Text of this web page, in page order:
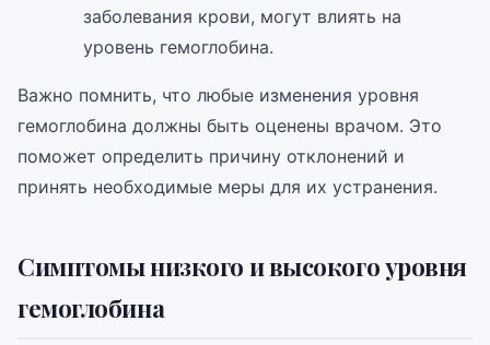
заболевания крови, могут влиять на
уровень гемоглобина.
Важно помнить, что любые изменения уровня
гемоглобина должны быть оценены врачом. Это
поможет определить причину отклонений и
принять необходимые меры для их устранения.
Симптомы низкого и высокого уровня
гемоглобина